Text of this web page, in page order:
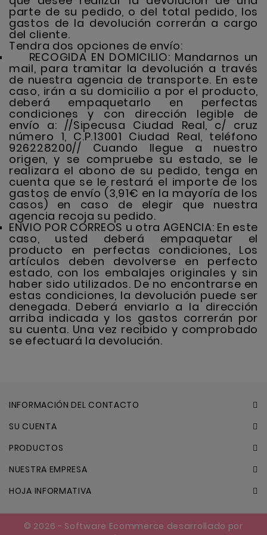
parte de su pedido, o del total pedido, los
gastos de la devolución correrán a cargo
del cliente.
Tendra dos opciones de envío:
RECOGIDA EN DOMICILIO: Mandarnos un
mail, para tramitar la devolución a través
de nuestra agencia de transporte. En este
caso, irán a su domicilio a por el producto,
deberá empaquetarlo en perfectas
condiciones y con dirección legible de
envío a: //Sipecusa Ciudad Real, c/ cruz
número 1, C.P.13001 Ciudad Real, teléfono
926228200// Cuando llegue a nuestro
origen, y se compruebe su estado, se le
realizara el abono de su pedido, tenga en
cuenta que se le restará el importe de los
gastos de envío (3,91€ en la mayoría de los
casos) en caso de elegir que nuestra
agencia recoja su pedido.
ENVIO POR CORREOS u otra AGENCIA: En este
caso, usted deberá empaquetar el
producto en perfectas condiciones, Los
artículos deben devolverse en perfecto
estado, con los embalajes originales y sin
haber sido utilizados. De no encontrarse en
estas condiciones, la devolución puede ser
denegada. Deberá enviarlo a la dirección
arriba indicada y los gastos correrán por
su cuenta. Una vez recibido y comprobado
se efectuará la devolución.
INFORMACIÓN DEL CONTACTO
SU CUENTA
PRODUCTOS
NUESTRA EMPRESA
HOJA INFORMATIVA
© 2026 - Software Ecommerce desarrollado por